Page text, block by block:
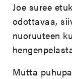
Joe suree
odottavaa,
nuoruuteen
Mutta